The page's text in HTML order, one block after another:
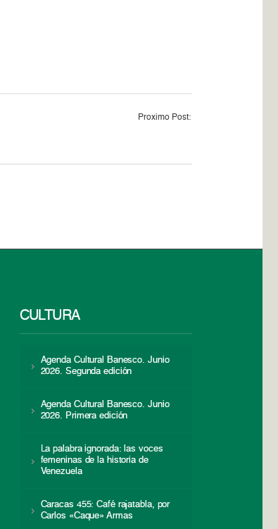
Proximo Post:
CULTURA
Agenda Cultural Banesco. Junio
2026. Segunda edición
Agenda Cultural Banesco. Junio
2026. Primera edición
La palabra ignorada: las voces
femeninas de la historia de
Venezuela
Caracas 455: Café rajatabla, por
Carlos «Caque» Armas